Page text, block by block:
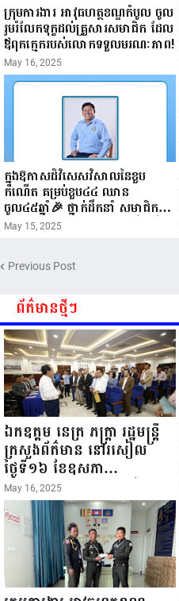
ក្រុមការងារ អាវុធហត្ថខណ្ឌកំបូល ចូល
រួមរំលែកទុក្ខដល់គ្រួសារសមាជិក ដែល
ឪពុកក្មេករបស់លោកទទួលមរណៈភាព!
May 16, 2025
ក្នុងឱកាសដ៏វិសេសវិសាលនៃខួប
កំណើត គម្រប់ខួប៤៤ ឈាន
ចូល៤៥ឆ្នាំ🎉 ថ្នាក់ដឹកនាំ សមាជិក
សមាជិកា នៃក្រុមគ្រួសារកម្មវិធីអាជីវ
ជូនពរ ជូនចំពោះ ឯកឧត្តម សាយ
សំអាល់ ប្រធានសហភាពសហព័ន្ធ
បាននូវ សុខភាពល្អបរិបូរណ៍
កម្លាំងមាំមួន បញ្ញាញាណវាងវៃ
អាយុយឺនយូរ ...
May 15, 2025
Previous Post
ព័ត៌មានថ្មីៗ
ឯកឧត្តម នេត្រ ភក្ត្រា រដ្ឋមន្ត្រី
ក្រសួងព័ត៌មាន នៅរសៀល
ថ្ងៃទី១៦ ខែឧសភា
ឆ្នាំ២០២៥នេះ បានអញ្ជើញចុះ
ធ្វើជំរឿនថ្នាក់ដឹកនាំមន្ត្រីរាជ
ការស៉ីវិល នៃក្រសួងព័ត៌មាន...
May 16, 2025